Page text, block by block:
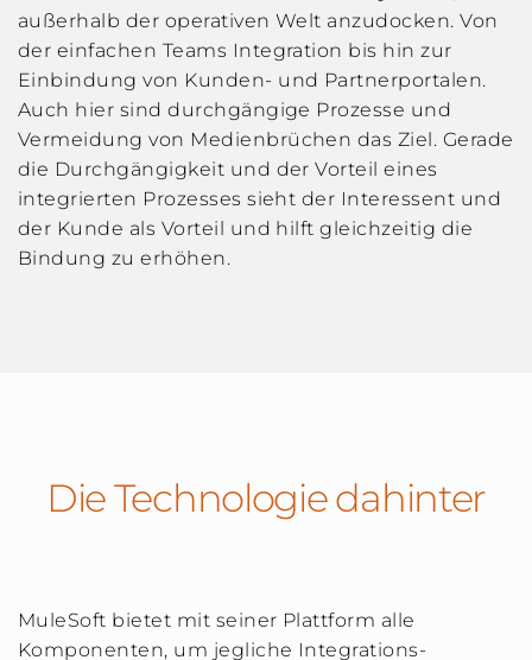
außerhalb der operativen Welt anzudocken. Von
der einfachen Teams Integration bis hin zur
Einbindung von Kunden- und Partnerportalen.
Auch hier sind durchgängige Prozesse und
Vermeidung von Medienbrüchen das Ziel. Gerade
die Durchgängigkeit und der Vorteil eines
integrierten Prozesses sieht der Interessent und
der Kunde als Vorteil und hilft gleichzeitig die
Bindung zu erhöhen.
Die Technologie dahinter
MuleSoft bietet mit seiner Plattform alle
Komponenten, um jegliche Integrations-